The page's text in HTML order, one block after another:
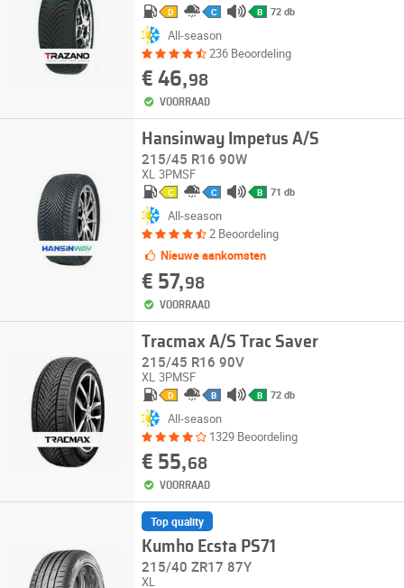
D C B 72 db
All-season
236 Beoordeling
€ 46,98
VOORRAAD
Hansinway Impetus A/S
215/45 R16 90W
XL 3PMSF
C C B 71 db
All-season
2 Beoordeling
Nieuwe aankomsten
€ 57,98
VOORRAAD
Tracmax A/S Trac Saver
215/45 R16 90V
XL 3PMSF
D B B 72 db
All-season
1329 Beoordeling
€ 55,68
VOORRAAD
Top quality
Kumho Ecsta PS71
215/40 ZR17 87Y
XL